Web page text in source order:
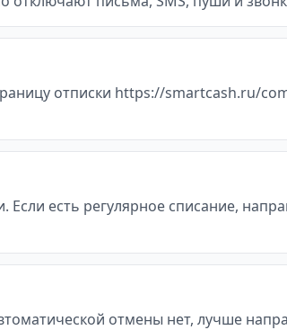
отписки https://smartcash.ru/
есть регулярное списание,
отмены нет, лучше